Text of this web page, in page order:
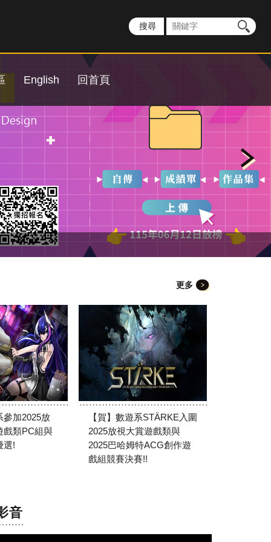
English 回首頁
參加2025放
戲類PC組與
選!
【賀】數遊系STÄRKE入圍
2025放視大賞遊戲類與
2025巴哈姆特ACG創作遊
戲組競賽決賽!!
更多
音